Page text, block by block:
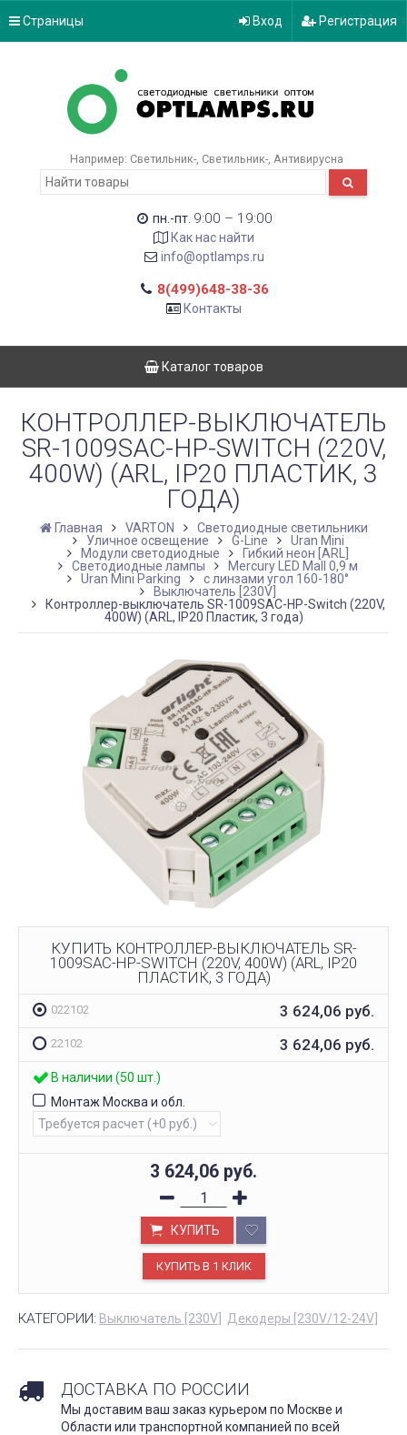
Страницы Вход Регистрация
Например: Светильник- Светильник- Антивирусна
пн.-пт. 9:00 – 19:00
Как нас найти
info@optlamps.ru
8(499)648-38-36
Контакты
Каталог товаров
КОНТРОЛЛЕР-ВЫКЛЮЧАТЕЛЬ
SR-1009SAC-HP-SWITCH (220V,
400W) (ARL, IP20 ПЛАСТИК, 3
ГОДА)
Главная VARTON
Светодиодные светильники
Уличное освещение
G-Line
Uran Mini
Модули светодиодные
Гибкий неон [ARL]
Светодиодные лампы
Mercury LED Mall 0,9 м
Uran Mini Parking
с линзами угол 160-180°
Выключатель [230V]
Контроллер-выключатель SR-1009SAC-HP-Switch (220V,
400W) (ARL, IP20 Пластик, 3 года)
КУПИТЬ КОНТРОЛЛЕР-ВЫКЛЮЧАТЕЛЬ SR-
1009SAC-HP-SWITCH (220V, 400W) (ARL, IP20
ПЛАСТИК, 3 ГОДА)
022102 3 624,06 руб.
22102 3 624,06 руб.
В наличии (50 шт.)
Монтаж Москва и обл.
3 624,06 руб.
КУПИТЬ
КАТЕГОРИИ: Выключатель [230V] Декодеры [230V/12-24V]
ДОСТАВКА ПО РОССИИ
Мы доставим ваш заказ курьером по Москве и
Области или транспортной компанией по всей